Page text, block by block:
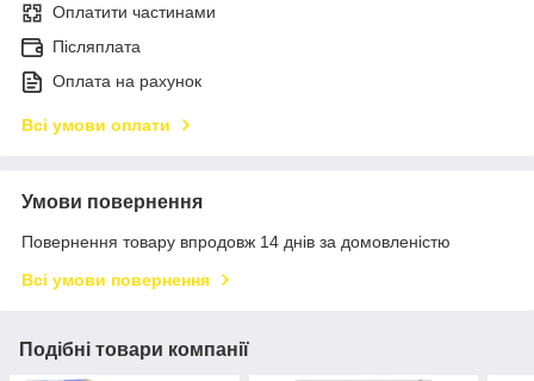
Оплатити частинами
Післяплата
Оплата на рахунок
Всі умови оплати
Умови повернення
Повернення товару впродовж 14 днів за домовленістю
Всі умови повернення
Подібні товари компанії